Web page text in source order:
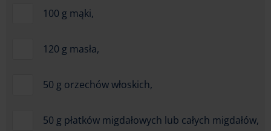
100 g mąki,
120 g masła,
50 g orzechów włoskich,
50 g płatków migdałowych lub całych migdałów,